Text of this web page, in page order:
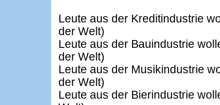
Leute aus der Kreditindustrie
der Welt)
Leute aus der Bauindustrie
der Welt)
Leute aus der Musikindustrie
der Welt)
Leute aus der Bierindustrie